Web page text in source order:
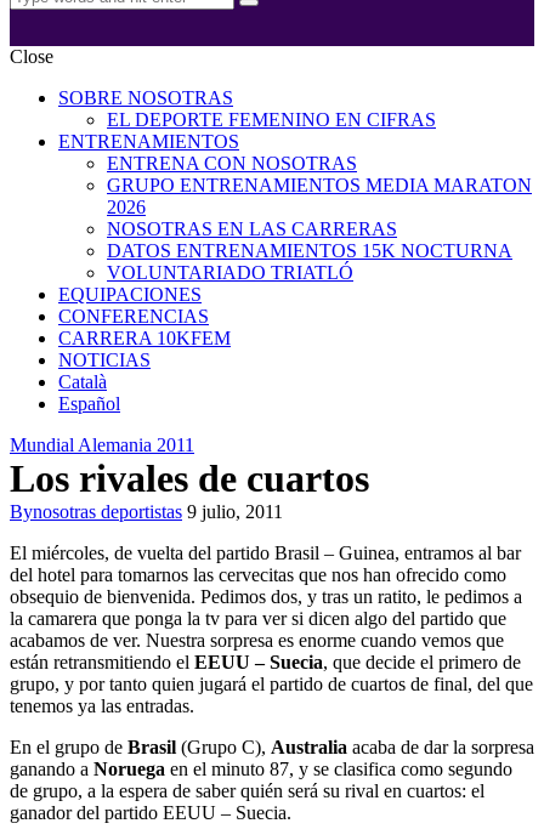
Close
SOBRE NOSOTRAS
EL DEPORTE FEMENINO EN CIFRAS
ENTRENAMIENTOS
ENTRENA CON NOSOTRAS
GRUPO ENTRENAMIENTOS MEDIA MARATON
2026
NOSOTRAS EN LAS CARRERAS
DATOS ENTRENAMIENTOS 15K NOCTURNA
VOLUNTARIADO TRIATLÓ
EQUIPACIONES
CONFERENCIAS
CARRERA 10KFEM
NOTICIAS
Català
Español
Mundial Alemania 2011
Los rivales de cuartos
Bynosotras deportistas 9 julio, 2011
El miércoles, de vuelta del partido Brasil – Guinea, entramos al bar
del hotel para tomarnos las cervecitas que nos han ofrecido como
obsequio de bienvenida. Pedimos dos, y tras un ratito, le pedimos a
la camarera que ponga la tv para ver si dicen algo del partido que
acabamos de ver. Nuestra sorpresa es enorme cuando vemos que
están retransmitiendo el EEUU – Suecia, que decide el primero de
grupo, y por tanto quien jugará el partido de cuartos de final, del que
tenemos ya las entradas.
En el grupo de Brasil (Grupo C), Australia acaba de dar la sorpresa
ganando a Noruega en el minuto 87, y se clasifica como segundo
de grupo, a la espera de saber quién será su rival en cuartos: el
ganador del partido EEUU – Suecia.